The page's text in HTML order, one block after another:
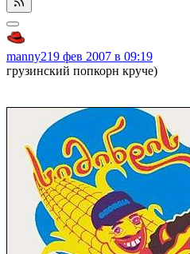
manny219 фев 2007 в 09:19
грузинский попкорн круче)